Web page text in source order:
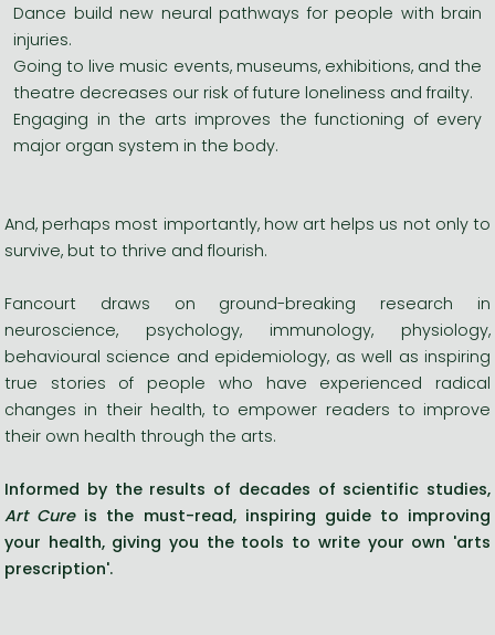
Dance build new neural pathways for people with brain
injuries.
Going to live music events, museums, exhibitions, and the
theatre decreases our risk of future loneliness and frailty.
Engaging in the arts improves the functioning of every
major organ system in the body.
And, perhaps most importantly, how art helps us not only to
survive, but to thrive and flourish.
Fancourt draws on ground-breaking research in
neuroscience, psychology, immunology, physiology,
behavioural science and epidemiology, as well as inspiring
true stories of people who have experienced radical
changes in their health, to empower readers to improve
their own health through the arts.
Informed by the results of decades of scientific studies,
Art Cure is the must-read, inspiring guide to improving
your health, giving you the tools to write your own 'arts
prescription'.